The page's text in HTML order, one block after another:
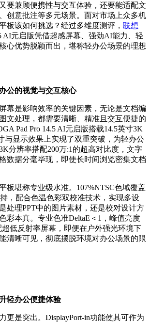
要兼顾便携性与交互体验，还要能适配文
创意批注等多元场景。面对市场上众多机
板该如何挑选？经过多维度测评， 联想
AI元启版凭借超感屏幕、强劲AI能力、轻
心优势脱颖而出，堪称轻办公场景的理想
公的视觉与交互核心
幕是影响效率的关键因素，无论是文档编
文处理，都需要清晰、精准且交互便捷的
Pad Pro 14.5 AI元启版搭载14.5英寸3K
与显示效果上实现了双重突破，为轻办公
分辨率搭配200万:1的超高对比度，文字
数据分毫毕现，即使长时间浏览密集文档
板堪称专业级水准。107%NTSC色域覆盖
，配合色温色彩双校准技术，实现多设
处理PPT中的图片素材，还是校对设计方
彩本真。专业色准DeltaE＜1，峰值亮度
超低反射率屏幕，即便在户外强光环境下
清晰可见，彻底摆脱环境对办公场景的限
轻办公便捷体验
更是突出。DisplayPort-in功能使其可作为